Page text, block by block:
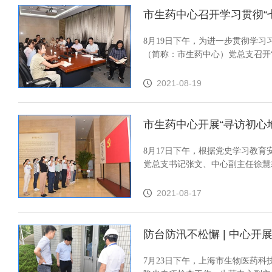
市生药中心召开学习贯彻
8月19日下午，为进一步贯彻学习
（简称：市生药中心）党总支召
2021-08-19
市生药中心开展“寻访初心
8月17日下午，根据党史学习教育
党总支书记张文、中心副主任徐
2021-08-17
防台防汛不松懈 | 中心开
7月23日下午，上海市生物医药科